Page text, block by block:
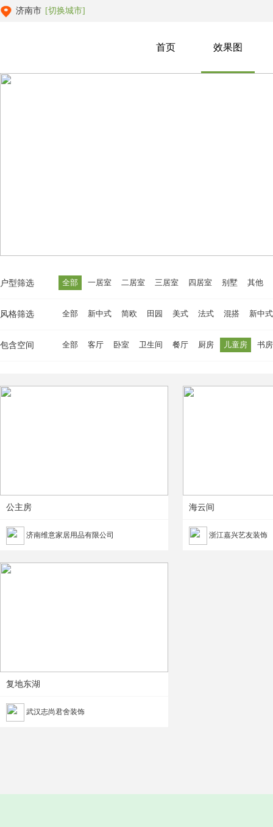
济南市 [切换城市]
首页 效果图
户型筛选 全部 一居室 二居室 三居室 四居室 别墅 其他
风格筛选 全部 新中式 简欧 田园 美式 法式 混搭 新中式
包含空间 全部 客厅 卧室 卫生间 餐厅 厨房 儿童房 书房
公主房
济南维意家居用品有限公司
海云间
浙江嘉兴艺友装饰
复地东湖
武汉志尚君舍装饰